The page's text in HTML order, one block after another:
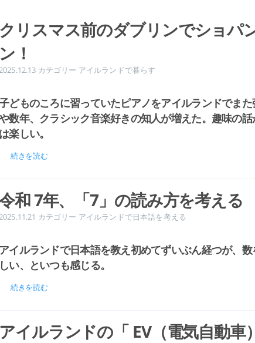
クリスマス前のダブリンでショパ
ン！
カテゴリー アイルランドで暮らす
どものころに習っていたピアノをアイルランドでま
数年、クラシック音楽好きの知人が増えた。趣味の
は楽しい。
続きを読む
和 7年、「7」の読み方を考える
カテゴリー アイルランドで日本語を考える
アイルランドで日本語を教え初めてずいぶん経つが、
しい、といつも感じる。
続きを読む
アイルランドの「 EV（電気自動車